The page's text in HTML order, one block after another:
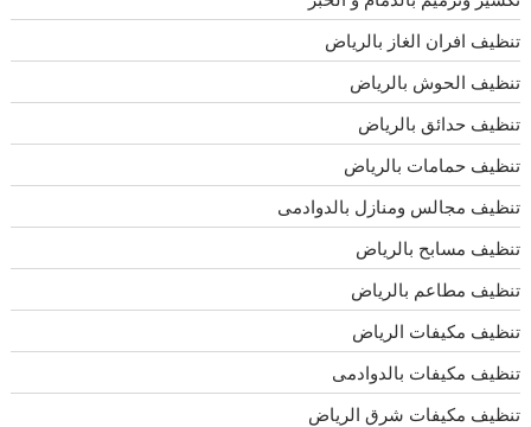
تنظيف افران الغاز بالرياض
تنظيف الحوش بالرياض
تنظيف حدائق بالرياض
تنظيف حمامات بالرياض
تنظيف مجالس ومنازل بالدوادمى
تنظيف مسابح بالرياض
تنظيف مطاعم بالرياض
تنظيف مكيفات الرياض
تنظيف مكيفات بالدوادمى
تنظيف مكيفات شرق الرياض